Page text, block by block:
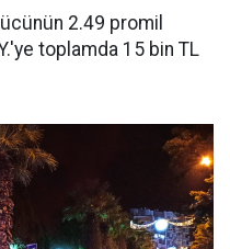
2.49 promil
toplamda 15 bin TL